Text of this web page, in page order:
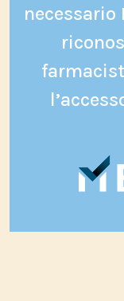
necessario